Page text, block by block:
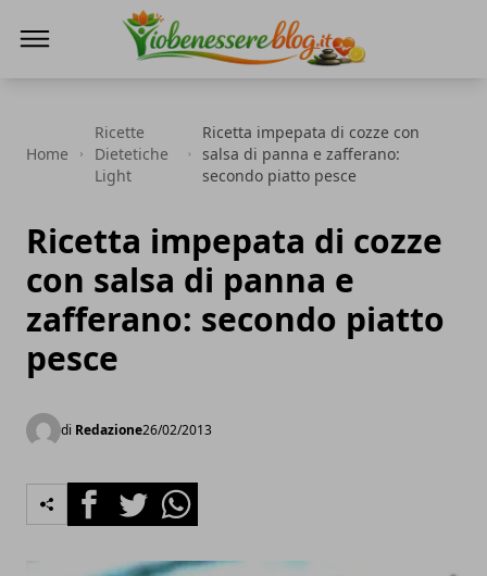
Home
Ricette
Dietetiche
Light
Ricetta impepata di cozze con
salsa di panna e zafferano:
secondo piatto pesce
Ricetta impepata di cozze
con salsa di panna e
zafferano: secondo piatto
pesce
di Redazione26/02/2013
FacebookTwitterWhatsapp